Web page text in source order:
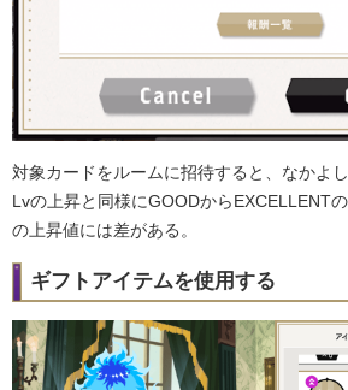
対象カードをルームに招待すると、なかよ
Lvの上昇と同様にGOODからEXCELLENT
の上昇値には差がある。
ギフトアイテムを使用する